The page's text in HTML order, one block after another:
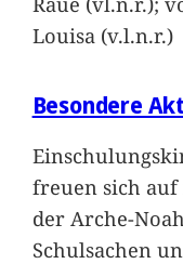
Louisa (v.l.n.r.)
Besondere
freuen sich auf
der Arche-
Schulsachen